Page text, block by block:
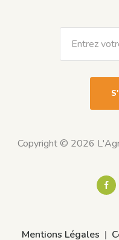
Copyright © 2026
Mentions Légales